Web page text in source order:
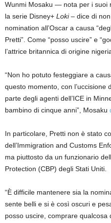
Wunmi Mosaku — nota per i suoi
la serie Disney+ Loki– dice di non
nomination all’Oscar a causa
Pretti”. Come “posso uscire” e
l’attrice britannica di origine
“Non ho potuto festeggiare a
questo momento, con l’uccisione
parte degli agenti dell’ICE in
bambino di cinque anni”, Mosaku
In particolare, Pretti non è stato
dell’Immigration and Customs
ma piuttosto da un funzionario
Protection (CBP) degli Stati Uniti.
“È difficile mantenere sia la
sente belli e si è così oscuri e
posso uscire, comprare qualcosa